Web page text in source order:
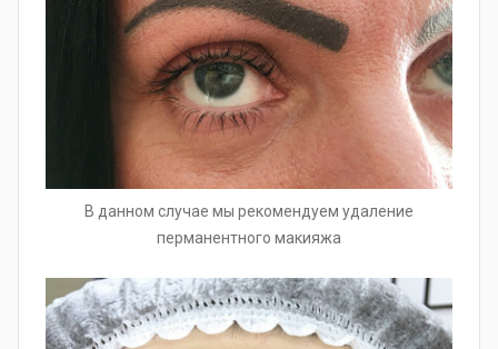
В данном случае мы рекомендуем удаление
перманентного макияжа